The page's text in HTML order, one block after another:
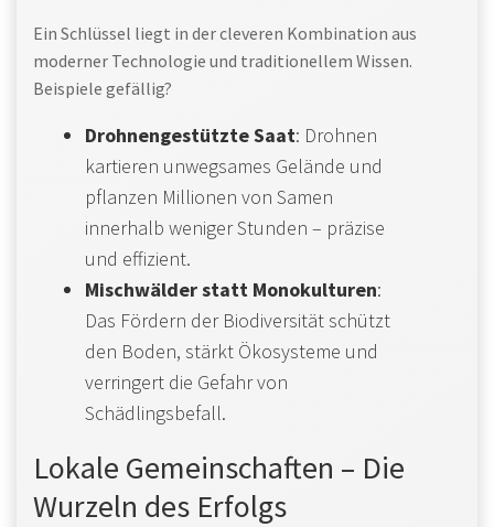
Ein Schlüssel liegt in der cleveren Kombination aus
moderner Technologie und traditionellem Wissen.
Beispiele gefällig?
Drohnengestützte Saat: Drohnen
kartieren unwegsames Gelände und
pflanzen Millionen von Samen
innerhalb weniger Stunden – präzise
und effizient.
Mischwälder statt Monokulturen:
Das Fördern der Biodiversität schützt
den Boden, stärkt Ökosysteme und
verringert die Gefahr von
Schädlingsbefall.
Lokale Gemeinschaften – Die
Wurzeln des Erfolgs